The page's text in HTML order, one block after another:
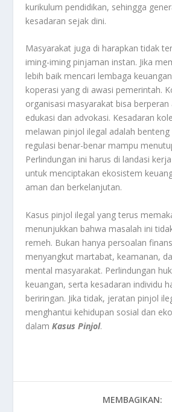
kurikulum pendidikan, sehingga
kesadaran sejak dini.
Masyarakat juga di harapkan tidak
iming-iming pinjaman instan. Jika
lebih baik mencari lembaga
koperasi yang di awasi pemerintah.
organisasi masyarakat bisa
edukasi dan advokasi. Kesadaran
melawan pinjol ilegal adalah
regulasi benar-benar mampu
Perlindungan ini harus di landasi
untuk menciptakan ekosistem
aman dan berkelanjutan.
Kasus pinjol ilegal yang terus
menunjukkan bahwa masalah ini
remeh. Bukan hanya persoalan
menyangkut martabat, keamanan,
mental masyarakat. Perlindungan
keuangan, serta kesadaran individu
beriringan. Jika tidak, jeratan pinjol
menghantui kehidupan sosial dan
dalamKasus Pinjol.
MEMBAGIKAN: